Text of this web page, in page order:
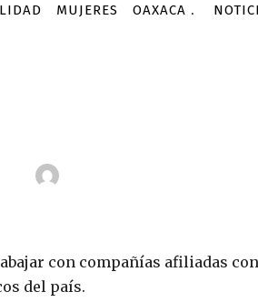
MUJERES OAXACA
Noticias Nacionales Bancos en Irán se
con compañías afiliadas
del país.